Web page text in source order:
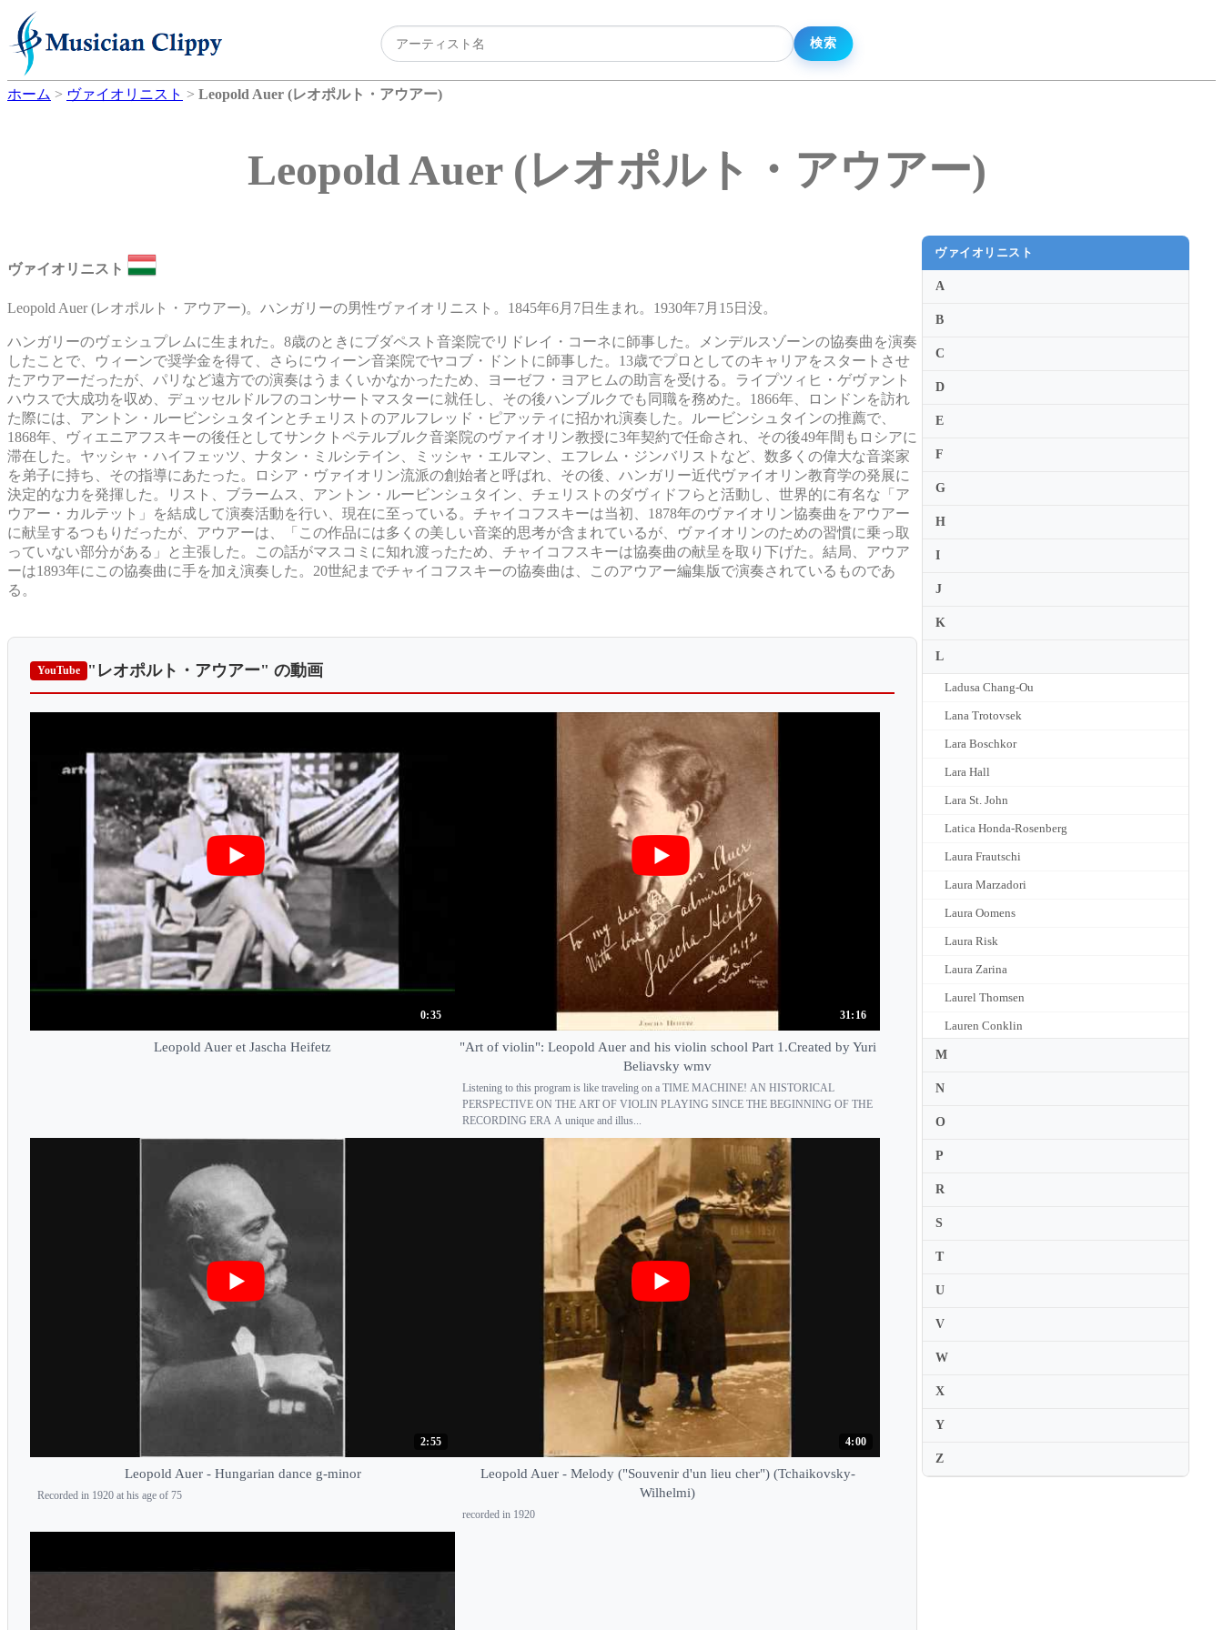
ホーム > ヴァイオリニスト > Leopold Auer (レオポルト・アウアー)
Leopold Auer (レオポルト・アウアー)
ヴァイオリニスト
Leopold Auer (レオポルト・アウアー)。ハンガリーの男性ヴァイオリニスト。1845年6月7日生まれ。1930年7月15日没。
ハンガリーのヴェシュプレムに生まれた。8歳のときにブダペスト音楽院でリドレイ・コーネに師事した。メンデルスゾーンの協奏曲を演奏
したことで、ウィーンで奨学金を得て、さらにウィーン音楽院でヤコブ・ドントに師事した。13歳でプロとしてのキャリアをスタートさせ
たアウアーだったが、パリなど遠方での演奏はうまくいかなかったため、ヨーゼフ・ヨアヒムの助言を受ける。ライプツィヒ・ゲヴァント
ハウスで大成功を収め、デュッセルドルフのコンサートマスターに就任し、その後ハンブルクでも同職を務めた。1866年、ロンドンを訪れ
た際には、アントン・ルービンシュタインとチェリストのアルフレッド・ピアッティに招かれ演奏した。ルービンシュタインの推薦で、
1868年、ヴィエニアフスキーの後任としてサンクトペテルブルク音楽院のヴァイオリン教授に3年契約で任命され、その後49年間もロシアに
滞在した。ヤッシャ・ハイフェッツ、ナタン・ミルシテイン、ミッシャ・エルマン、エフレム・ジンバリストなど、数多くの偉大な音楽家
を弟子に持ち、その指導にあたった。ロシア・ヴァイオリン流派の創始者と呼ばれ、その後、ハンガリー近代ヴァイオリン教育学の発展に
決定的な力を発揮した。リスト、ブラームス、アントン・ルービンシュタイン、チェリストのダヴィドフらと活動し、世界的に有名な「ア
ウアー・カルテット」を結成して演奏活動を行い、現在に至っている。チャイコフスキーは当初、1878年のヴァイオリン協奏曲をアウアー
に献呈するつもりだったが、アウアーは、「この作品には多くの美しい音楽的思考が含まれているが、ヴァイオリンのための習慣に乗っ取
っていない部分がある」と主張した。この話がマスコミに知れ渡ったため、チャイコフスキーは協奏曲の献呈を取り下げた。結局、アウア
ーは1893年にこの協奏曲に手を加え演奏した。20世紀までチャイコフスキーの協奏曲は、このアウアー編集版で演奏されているものであ
る。
YouTube "レオポルト・アウアー" の動画
0:35
Leopold Auer et Jascha Heifetz
31:16
"Art of violin": Leopold Auer and his violin school Part 1.Created by Yuri
Beliavsky wmv
Listening to this program is like traveling on a TIME MACHINE! AN HISTORICAL
PERSPECTIVE ON THE ART OF VIOLIN PLAYING SINCE THE BEGINNING OF THE
RECORDING ERA A unique and illus...
2:55
Leopold Auer - Hungarian dance g-minor
Recorded in 1920 at his age of 75
4:00
Leopold Auer - Melody ("Souvenir d'un lieu cher") (Tchaikovsky-
Wilhelmi)
recorded in 1920
ヴァイオリニスト
A
B
C
D
E
F
G
H
I
J
K
L
Ladusa Chang-Ou
Lana Trotovsek
Lara Boschkor
Lara Hall
Lara St. John
Latica Honda-Rosenberg
Laura Frautschi
Laura Marzadori
Laura Oomens
Laura Risk
Laura Zarina
Laurel Thomsen
Lauren Conklin
Lauren Roth
Lena Neudauer
Leonid Sushansky
M
N
O
P
R
S
T
U
V
W
X
Y
Z